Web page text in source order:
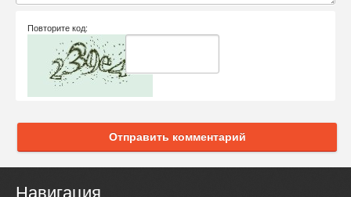
Повторите код:
Отправить комментарий
Навигация